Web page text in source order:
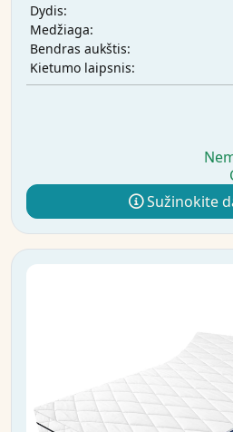
Dydis:
Medžiaga:
Bendras aukštis:
Kietumo laipsnis:
Sužinokite